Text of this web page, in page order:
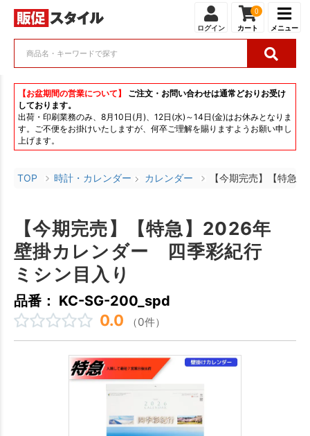
ログイン
0
カート メニュー
【お盆期間の営業について】
ご注文・お問い合わせは通常どおりお受け
しております。
出荷・印刷業務のみ、8月10日(月)、12日(水)～14日(金)はお休みとなりま
す。ご不便をお掛けいたしますが、何卒ご理解を賜りますようお願い申し
上げます。
TOP 時計・カレンダー カレンダー 【今期完売】【特急
【今期完売】【特急】2026年
壁掛カレンダー 四季彩紀行
ミシン目入り
品番： KC-SG-200_spd
0.0 （0件）